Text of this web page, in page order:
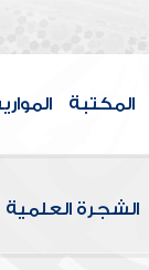
المكتبة
الشجرة العلمية